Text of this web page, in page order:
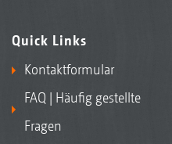
Quick Links
Kontaktformular
FAQ | Häufig gestellte
Fragen